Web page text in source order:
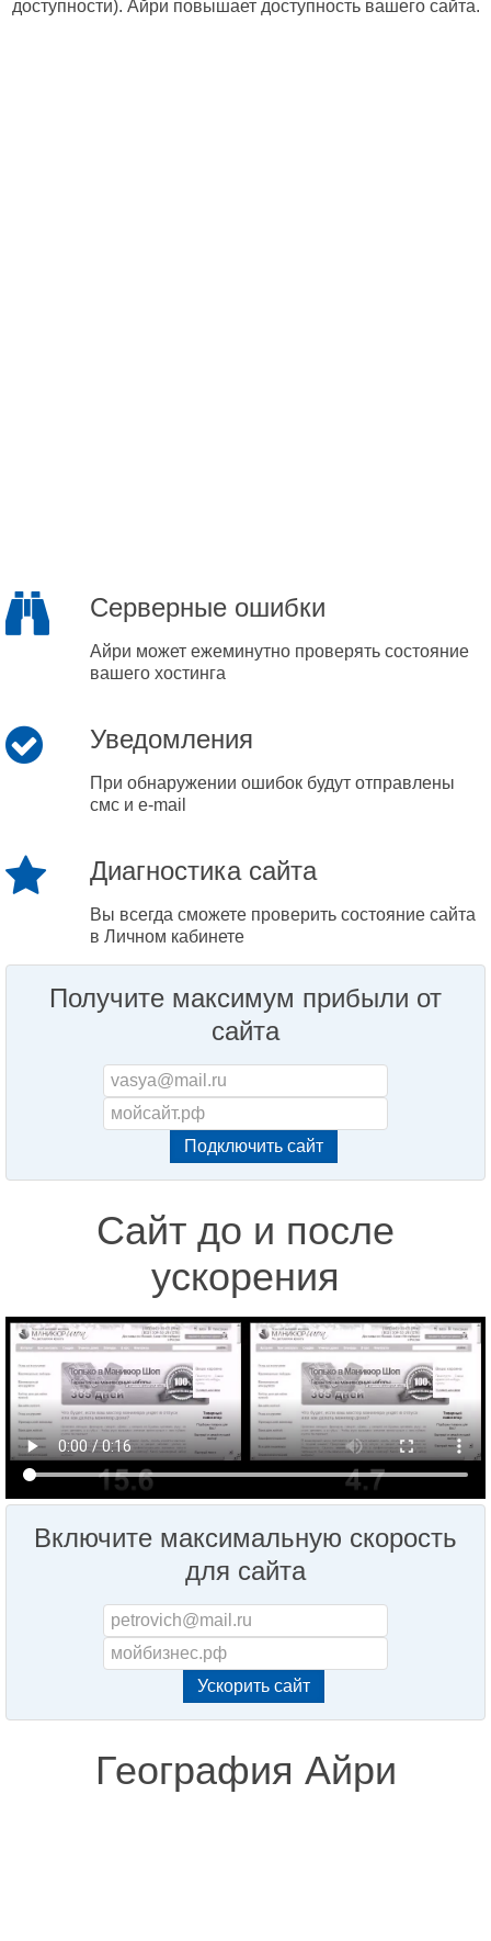
доступности). Айри повышает доступность вашего сайта.
Серверные ошибки
Айри может ежеминутно проверять состояние
вашего хостинга
Уведомления
При обнаружении ошибок будут отправлены
смс и e-mail
Диагностика сайта
Вы всегда сможете проверить состояние сайта
в Личном кабинете
Получите максимум прибыли от
сайта
Сайт до и после
ускорения
Включите максимальную скорость
для сайта
География Айри